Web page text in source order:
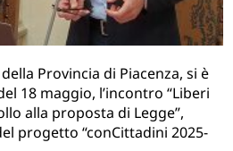
Provincia di Piacenza, si è
18 maggio, l’incontro “Liberi
alla proposta di Legge”,
progetto “conCittadini 2025-